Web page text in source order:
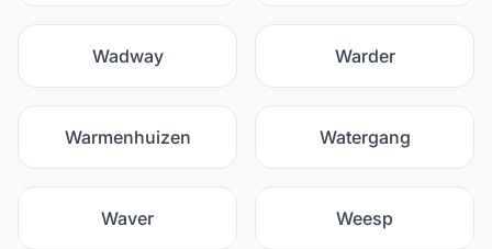
Wadway Warder
Warmenhuizen Watergang
Waver Weesp